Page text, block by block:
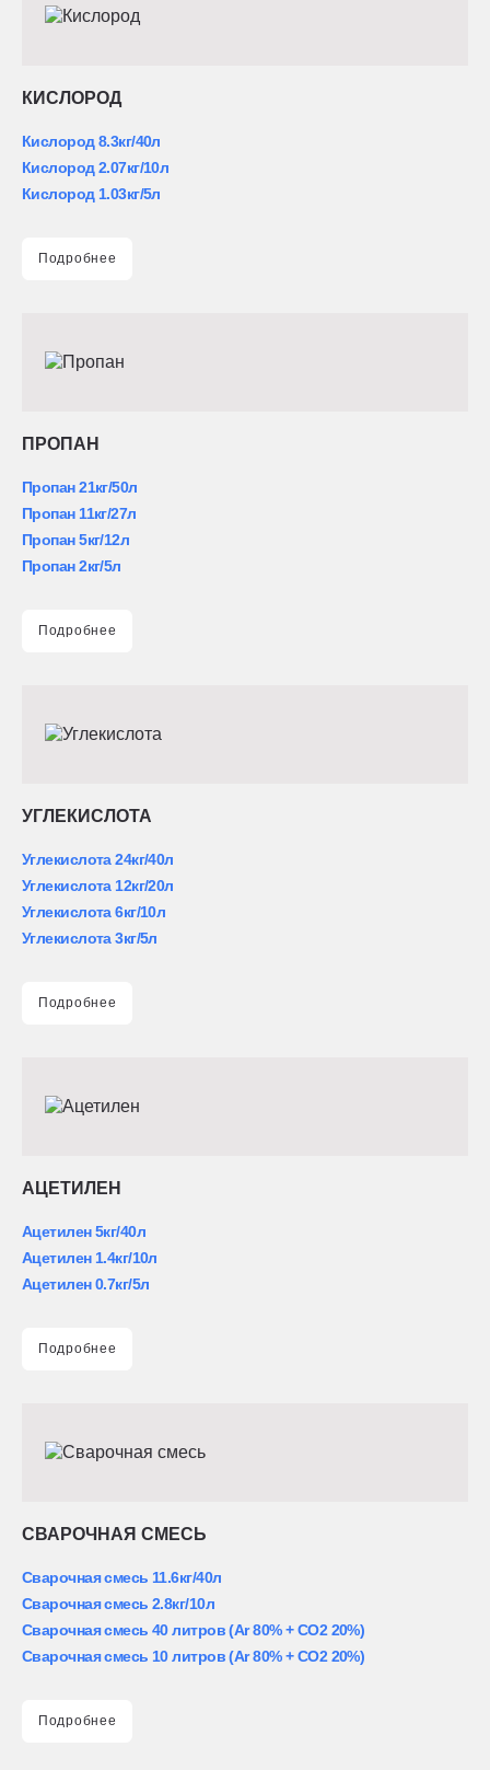
КИСЛОРОД
Кислород 8.3кг/40л
Кислород 2.07кг/10л
Кислород 1.03кг/5л
Подробнее
ПРОПАН
Пропан 21кг/50л
Пропан 11кг/27л
Пропан 5кг/12л
Пропан 2кг/5л
Подробнее
УГЛЕКИСЛОТА
Углекислота 24кг/40л
Углекислота 12кг/20л
Углекислота 6кг/10л
Углекислота 3кг/5л
Подробнее
АЦЕТИЛЕН
Ацетилен 5кг/40л
Ацетилен 1.4кг/10л
Ацетилен 0.7кг/5л
Подробнее
СВАРОЧНАЯ СМЕСЬ
Сварочная смесь 11.6кг/40л
Сварочная смесь 2.8кг/10л
Сварочная смесь 40 литров (Ar 80% + CO2 20%)
Сварочная смесь 10 литров (Ar 80% + CO2 20%)
Подробнее